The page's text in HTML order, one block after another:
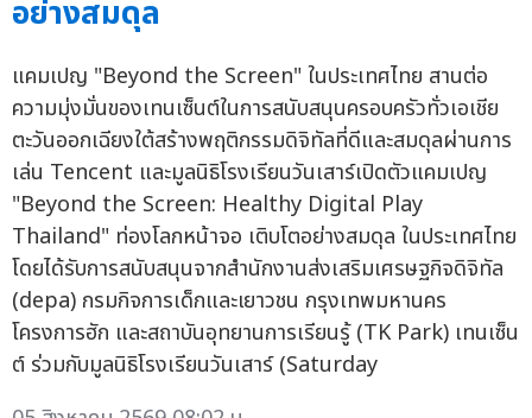
อย่างสมดุล
แคมเปญ "Beyond the Screen" ในประเทศไทย สานต่อ
ความมุ่งมั่นของเทนเซ็นต์ในการสนับสนุนครอบครัวทั่วเอเชีย
ตะวันออกเฉียงใต้สร้างพฤติกรรมดิจิทัลที่ดีและสมดุลผ่านการ
เล่น Tencent และมูลนิธิโรงเรียนวันเสาร์เปิดตัวแคมเปญ
"Beyond the Screen: Healthy Digital Play
Thailand" ท่องโลกหน้าจอ เติบโตอย่างสมดุล ในประเทศไทย
โดยได้รับการสนับสนุนจากสำนักงานส่งเสริมเศรษฐกิจดิจิทัล
(depa) กรมกิจการเด็กและเยาวชน กรุงเทพมหานคร
โครงการฮัก และสถาบันอุทยานการเรียนรู้ (TK Park) เทนเซ็น
ต์ ร่วมกับมูลนิธิโรงเรียนวันเสาร์ (Saturday